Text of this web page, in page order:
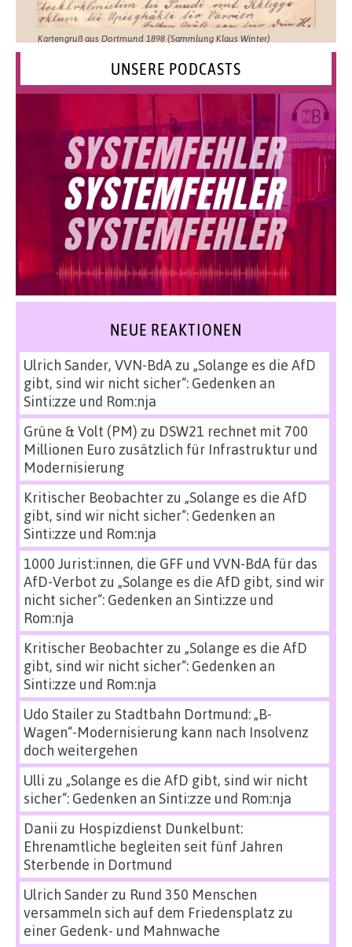
Kartengruß aus Dortmund 1898 (Sammlung Klaus Winter)
UNSERE PODCASTS
NEUE REAKTIONEN
Ulrich Sander, VVN-BdAzu „Solange es die AfD
gibt, sind wir nicht sicher“: Gedenken an
Sinti:zze und Rom:nja
Grüne & Volt (PM) zu DSW21 rechnet mit 700
Millionen Euro zusätzlich für Infrastruktur und
Modernisierung
Kritischer Beobachterzu „Solange es die AfD
gibt, sind wir nicht sicher“: Gedenken an
Sinti:zze und Rom:nja
1000 Jurist:innen, die GFF und VVN-BdA für das
AfD-Verbot zu „Solange es die AfD gibt, sind wir
nicht sicher“: Gedenken an Sinti:zze und
Rom:nja
Kritischer Beobachterzu „Solange es die AfD
gibt, sind wir nicht sicher“: Gedenken an
Sinti:zze und Rom:nja
Udo Stailerzu Stadtbahn Dortmund: „B-
Wagen“-Modernisierung kann nach Insolvenz
doch weitergehen
Ulli zu „Solange es die AfD gibt, sind wir nicht
sicher“: Gedenken an Sinti:zze und Rom:nja
Danii zu Hospizdienst Dunkelbunt:
Ehrenamtliche begleiten seit fünf Jahren
Sterbende in Dortmund
Ulrich Sanderzu Rund 350 Menschen
versammeln sich auf dem Friedensplatz zu
einer Gedenk- und Mahnwache